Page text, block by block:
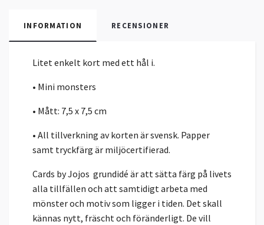
INFORMATION RECENSIONER
Litet enkelt kort med ett hål i.
• Mini monsters
• Mått: 7,5 x 7,5 cm
• All tillverkning av korten är svensk. Papper
samt tryckfärg är miljöcertifierad.
Cards by Jojos grundidé är att sätta färg på livets
alla tillfällen och att samtidigt arbeta med
mönster och motiv som ligger i tiden. Det skall
kännas nytt, fräscht och föränderligt. De vill